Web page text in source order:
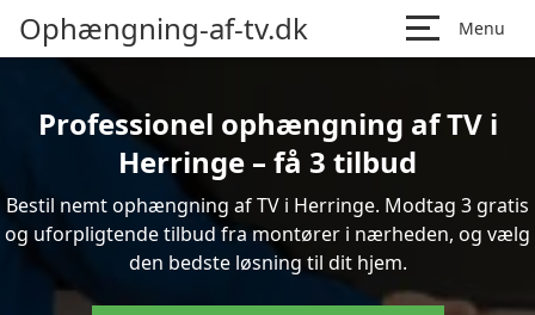
Ophængning-af-tv.dk Menu
Professionel ophængning af TV i
Herringe – få 3 tilbud
Bestil nemt ophængning af TV i Herringe. Modtag 3 gratis
og uforpligtende tilbud fra montører i nærheden, og vælg
den bedste løsning til dit hjem.